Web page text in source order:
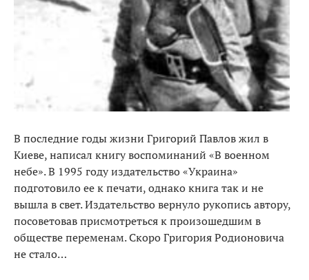
В последние годы жизни Григорий Павлов жил в
Киеве, написал книгу воспоминаний «В военном
небе». В 1995 году издательство «Украина»
подготовило ее к печати, однако книга так и не
вышла в свет. Издательство вернуло рукопись автору,
посоветовав присмотреться к произошедшим в
обществе переменам. Скоро Григория Родионовича
не стало…